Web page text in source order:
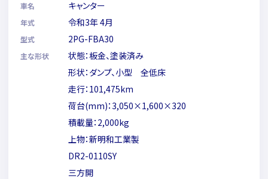
車名 キャンター
年式 令和3年 4月
型式 2PG-FBA30
主な形状
状態：板金、塗装済み
形状：ダンプ、小型 全低床
走行：101,475km
荷台(mm)：3,050×1,600×320
積載量：2,000kg
上物：新明和工業製
DR2-0110SY
三方開